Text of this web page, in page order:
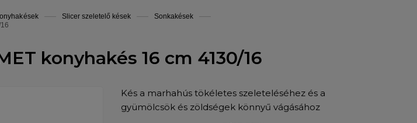
Slicer szeletelő kések
Sonkakések
konyhakés 16 cm 4130/16
Kés a marhahús tökéletes szeleteléséhez és a
gyümölcsök és zöldségek könnyű vágásához